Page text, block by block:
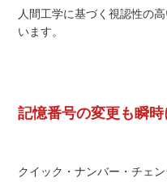
人間工学に基づく視認性の
います。
記憶番号の変更も瞬時
クイック・ナンバー・チェ